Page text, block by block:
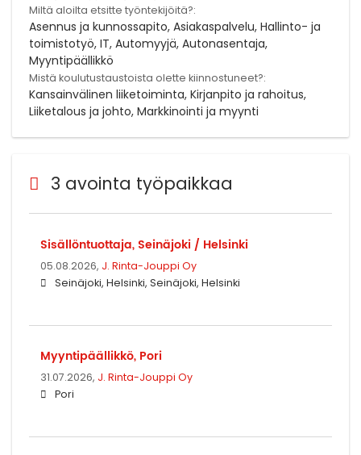
Miltä aloilta etsitte työntekijöitä?:
Asennus ja kunnossapito, Asiakaspalvelu, Hallinto- ja
toimistotyö, IT, Automyyjä, Autonasentaja,
Myyntipäällikkö
Mistä koulutustaustoista olette kiinnostuneet?:
Kansainvälinen liiketoiminta, Kirjanpito ja rahoitus,
Liiketalous ja johto, Markkinointi ja myynti
3 avointa työpaikkaa
Sisällöntuottaja, Seinäjoki / Helsinki
05.08.2026, J. Rinta-Jouppi Oy
Seinäjoki, Helsinki, Seinäjoki, Helsinki
Myyntipäällikkö, Pori
31.07.2026, J. Rinta-Jouppi Oy
Pori